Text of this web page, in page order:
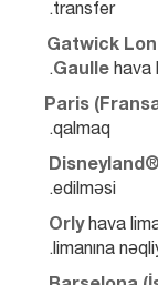
transfer.
Gatwick
Gaulle hava
Paris
qalmaq.
edilməsi.
Orly hava
limanına